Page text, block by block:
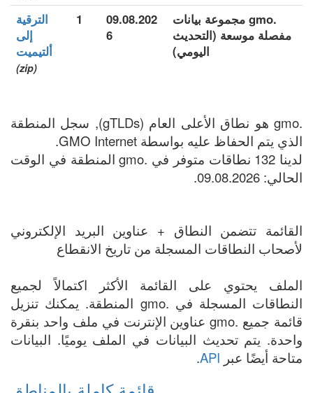
.gmo مجموعة بيانات
مفصلة موسعة (التحديث
اليومي)
09.08.202
6
1
الترقية
إلى
ألتيميت
(zip)
.gmo هو نطاق الأعلى العام (gTLDs), سجل المنطقة
الذي يتم الحفاظ عليه بواسطة GMO Internet.
لدينا 132 نطاقات متوفر في .gmo المنطقة في الوقت
الحالي: 09.08.2026.
القائمة تتضمن النطاق + عناوين البريد الإلكتروني
لأصحاب النطاقات المسجلة من تاريخ الانقطاع
الملف يحتوي على القائمة الأكثر اكتمالاً لجميع
النطاقات المسجلة في .gmo المنطقة. يمكنك تنزيل
قائمة جميع .gmo عناوين الإنترنت في ملف واحد بنقرة
واحدة. يتم تحديث البيانات في الملف يوميًا. البيانات
متاحة أيضًا عبر API
.